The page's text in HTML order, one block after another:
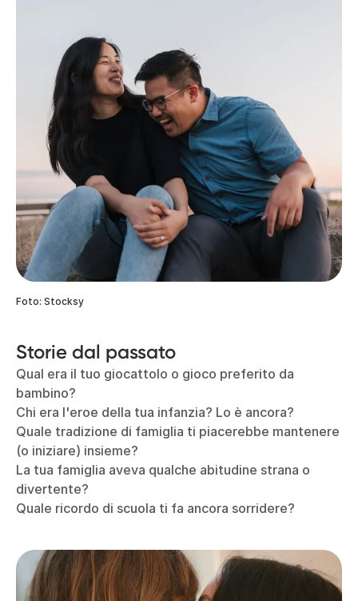
Foto: Stocksy
Storie dal passato
Qual era il tuo giocattolo o gioco preferito da
bambino?
Chi era l'eroe della tua infanzia? Lo è ancora?
Quale tradizione di famiglia ti piacerebbe mantenere
(o iniziare) insieme?
La tua famiglia aveva qualche abitudine strana o
divertente?
Quale ricordo di scuola ti fa ancora sorridere?